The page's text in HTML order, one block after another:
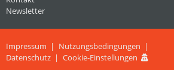
Newsletter
Impressum
Nutzungsbedingungen
Datenschutz
Cookie-Einstellungen